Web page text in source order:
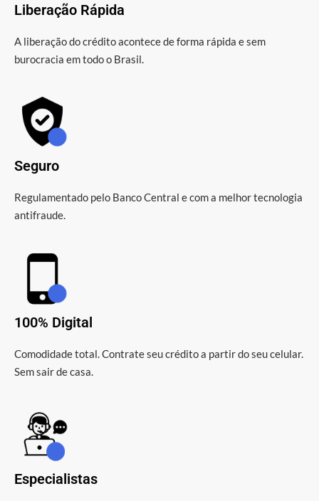
Liberação Rápida
A liberação do crédito acontece de forma rápida e sem
burocracia em todo o Brasil.
Seguro
Regulamentado pelo Banco Central e com a melhor tecnologia
antifraude.
100% Digital
Comodidade total. Contrate seu crédito a partir do seu celular.
Sem sair de casa.
Especialistas